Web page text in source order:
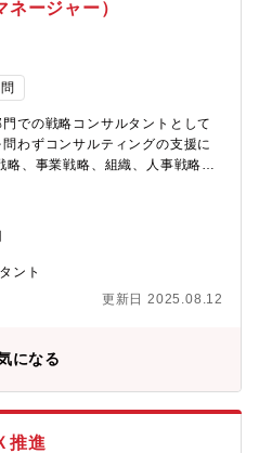
ージャー）
での戦略コンサルタントとして
わずコンサルティングの支援に
の設計および
配置換：あり
ント
更新日 2025.08.12
になる
推進